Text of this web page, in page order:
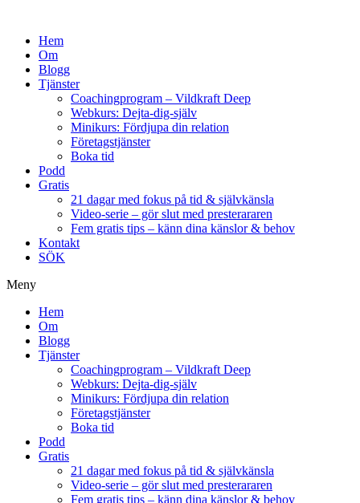
Hem
Om
Blogg
Tjänster
Coachingprogram – Vildkraft Deep
Webkurs: Dejta-dig-själv
Minikurs: Fördjupa din relation
Företagstjänster
Boka tid
Podd
Gratis
21 dagar med fokus på tid & självkänsla
Video-serie – gör slut med presterararen
Fem gratis tips – känn dina känslor & behov
Kontakt
SÖK
Meny
Hem
Om
Blogg
Tjänster
Coachingprogram – Vildkraft Deep
Webkurs: Dejta-dig-själv
Minikurs: Fördjupa din relation
Företagstjänster
Boka tid
Podd
Gratis
21 dagar med fokus på tid & självkänsla
Video-serie – gör slut med presterararen
Fem gratis tips – känn dina känslor & behov